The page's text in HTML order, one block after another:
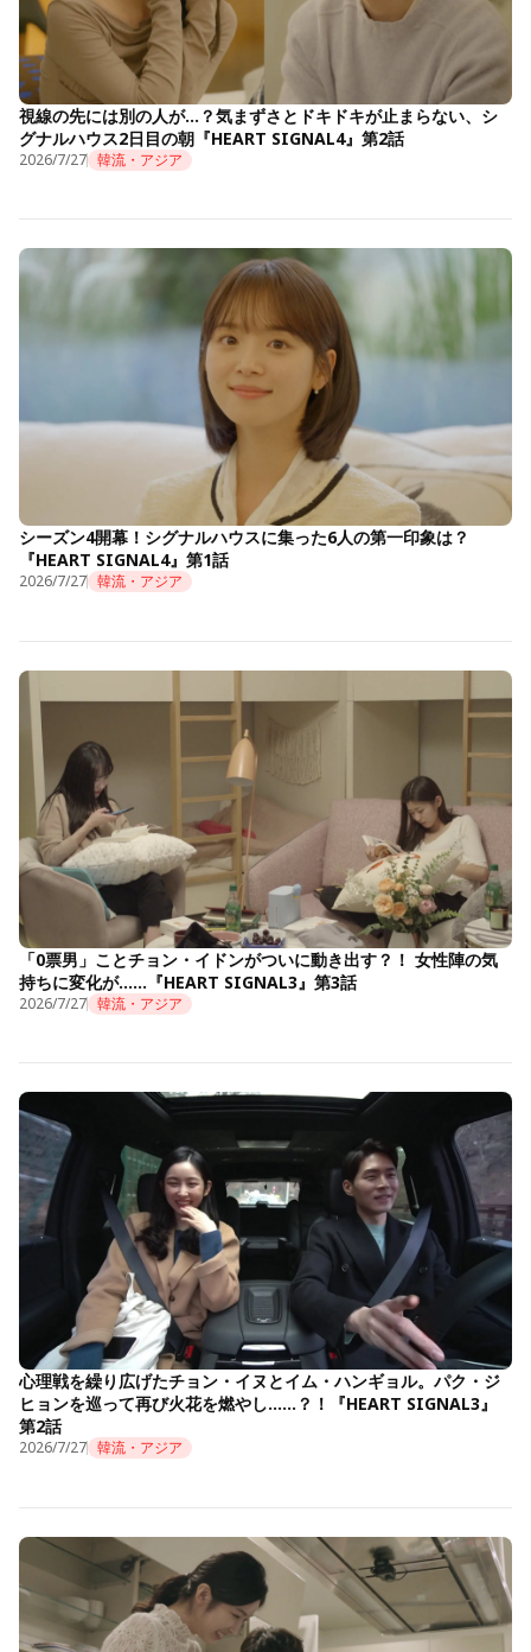
視線の先には別の人が…？気まずさとドキドキが止まらない、シ
グナルハウス2日目の朝『HEART SIGNAL4』第2話
2026/7/27 韓流・アジア
シーズン4開幕！シグナルハウスに集った6人の第一印象は？
『HEART SIGNAL4』第1話
2026/7/27 韓流・アジア
「0票男」ことチョン・イドンがついに動き出す？！ 女性陣の気
持ちに変化が……『HEART SIGNAL3』第3話
2026/7/27 韓流・アジア
心理戦を繰り広げたチョン・イヌとイム・ハンギョル。パク・ジ
ヒョンを巡って再び火花を燃やし……？！『HEART SIGNAL3』
第2話
2026/7/27 韓流・アジア